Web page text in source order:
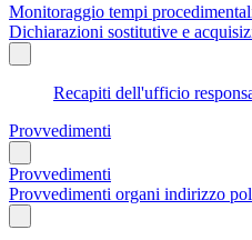
Monitoraggio tempi
Dichiarazioni sostitutive e
Recapiti dell'ufficio
Provvedimenti
Provvedimenti
Provvedimenti organi indirizzo